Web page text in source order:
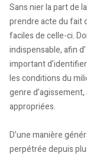
Sans nier la part de
prendre acte du fait
faciles de celle-ci.
indispensable, afin
important
les conditions du
genre
appropriées.
D’une manière
perpétrée depuis